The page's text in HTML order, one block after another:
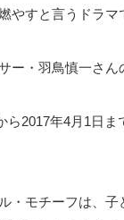
やすと言うドラマ
ー・羽鳥慎一さん
ら2017年4月1日ま
・モチーフは、子